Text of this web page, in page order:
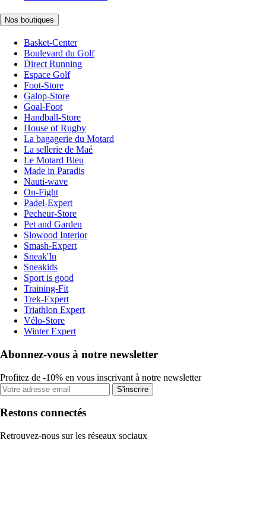
Nos boutiques
Basket-Center
Boulevard du Golf
Direct Running
Espace Golf
Foot-Store
Galop-Store
Goal-Foot
Handball-Store
House of Rugby
La bagagerie du Motard
La sellerie de Maé
Le Motard Bleu
Made in Paradis
Nauti-wave
On-Fight
Padel-Expert
Pecheur-Store
Pet and Garden
Slowood Interior
Smash-Expert
Sneak'In
Sneakids
Sport is good
Training-Fit
Trek-Expert
Triathlon Expert
Vélo-Store
Winter Expert
Abonnez-vous à notre newsletter
Profitez de -10% en vous inscrivant à notre newsletter
S'inscrire
Restons connectés
Retrouvez-nous sur les réseaux sociaux